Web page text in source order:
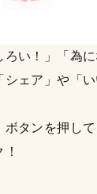
ろい！」「為
シェア」や「
ボタンを押し